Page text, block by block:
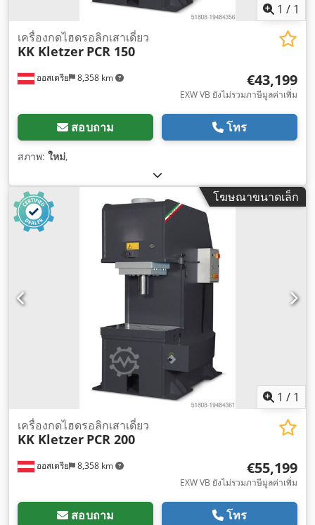
1 / 1
ออสเตรีย 8,358 km
เครื่องกดไฮดรอลิกเสาเดี่ยว
KK Kletzer PCR 150
€43,199
EXW VB ยังไม่รวมภาษีมูลค่าเพิ่ม
สอบถาม โทร
สภาพ: ใหม่,
โฆษณาขนาดเล็ก
1 / 1
ออสเตรีย 8,358 km
เครื่องกดไฮดรอลิกเสาเดี่ยว
KK Kletzer PCR 200
€55,199
EXW VB ยังไม่รวมภาษีมูลค่าเพิ่ม
สอบถาม โทร